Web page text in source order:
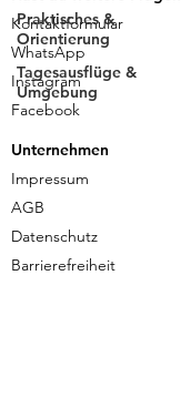
Praktisches &
Orientierung
Tagesausflüge &
Umgebung
Kontaktformular
WhatsApp
Instagram
Facebook
Unternehmen
Impressum
AGB
Datenschutz
Barrierefreiheit